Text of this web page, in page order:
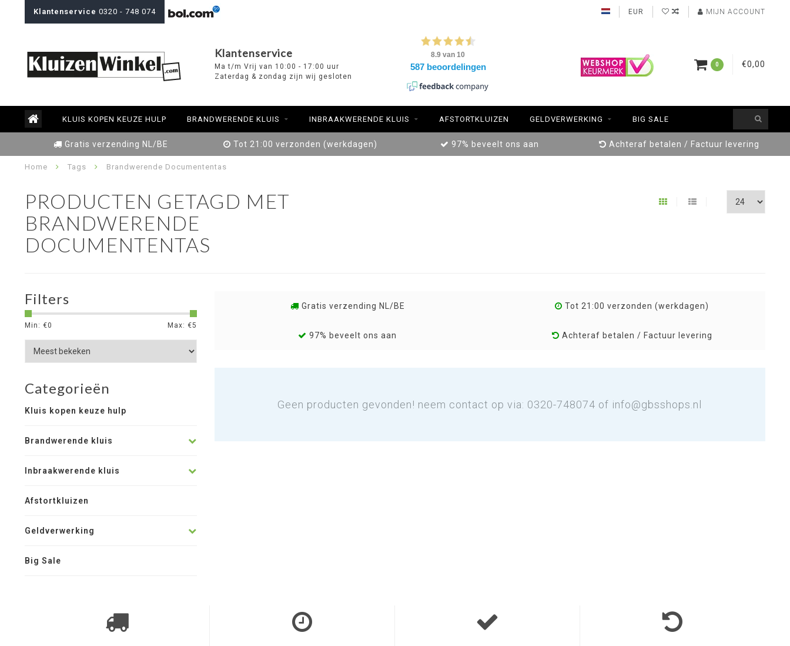
Klantenservice 0320 - 748 074 EUR MIJN ACCOUNT
Klantenservice
Ma t/m Vrij van 10:00 - 17:00 uur
Zaterdag & zondag zijn wij gesloten
0 €0,00
KLUIS KOPEN KEUZE HULP BRANDWERENDE KLUIS INBRAAKWERENDE KLUIS AFSTORTKLUIZEN GELDVERWERKING BIG SALE
Gratis verzending NL/BE Tot 21:00 verzonden (werkdagen) 97% beveelt ons aan Achteraf betalen / Factuur levering
Home Tags Brandwerende Documententas
PRODUCTEN GETAGD MET
BRANDWERENDE
DOCUMENTENTAS
Filters
Min: €0 Max: €5
Categorieën
Kluis kopen keuze hulp
Brandwerende kluis
Inbraakwerende kluis
Afstortkluizen
Geldverwerking
Big Sale
Gratis verzending NL/BE Tot 21:00 verzonden (werkdagen)
97% beveelt ons aan Achteraf betalen / Factuur levering
Geen producten gevonden! neem contact op via: 0320-748074 of info@gbsshops.nl